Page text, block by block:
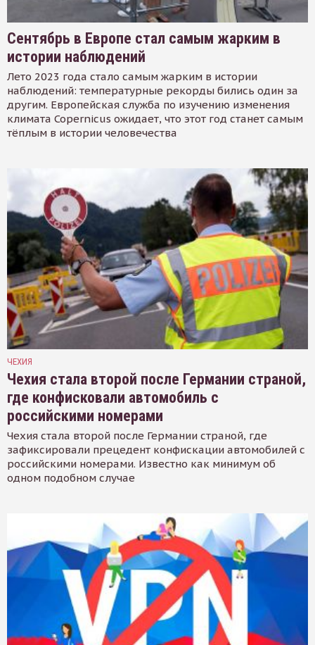
Сентябрь в Европе стал самым жарким в
истории наблюдений
Лето 2023 года стало самым жарким в истории
наблюдений: температурные рекорды бились один за
другим. Европейская служба по изучению изменения
климата Copernicus ожидает, что этот год станет самым
тёплым в истории человечества
ЧЕХИЯ
Чехия стала второй после Германии страной,
где конфисковали автомобиль с
российскими номерами
Чехия стала второй после Германии страной, где
зафиксировали прецедент конфискации автомобилей с
российскими номерами. Известно как минимум об
одном подобном случае